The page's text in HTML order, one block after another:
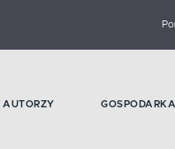
AUTORZY GOSPODARKA